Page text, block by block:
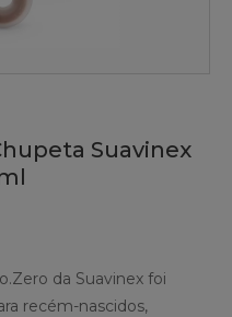
Suavinex
da Suavinex foi
recém-nascidos,